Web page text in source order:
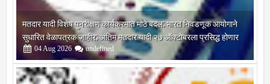
मतदार यादी विशेष पुनरीक्षण कार्यक्रमात मोठे बदल; भारत निवडणूक आयोगाने
सुधारित वेळापत्रक जाहीर; अंतिम मतदार यादी २७ ऑक्टोबरला प्रसिद्ध होणार
04Aug 2026 undefined